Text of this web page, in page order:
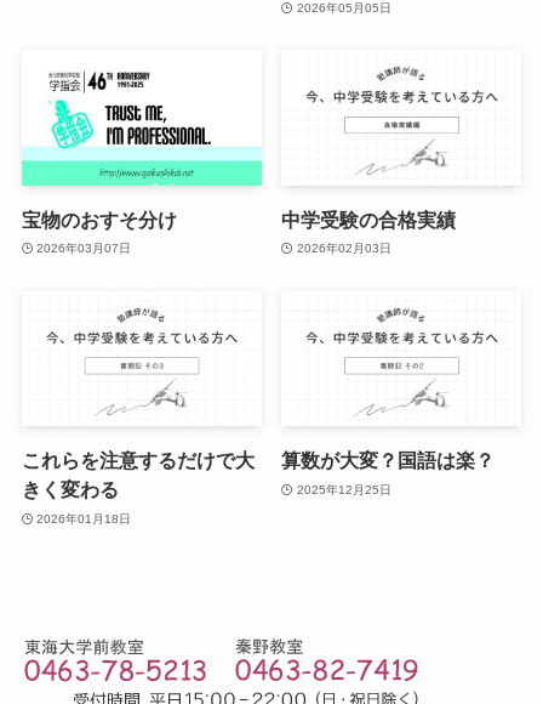
2026年05月05日
宝物のおすそ分け
2026年03月07日
中学受験の合格実績
2026年02月03日
これらを注意するだけで大
きく変わる
2026年01月18日
算数が大変？国語は楽？
2025年12月25日